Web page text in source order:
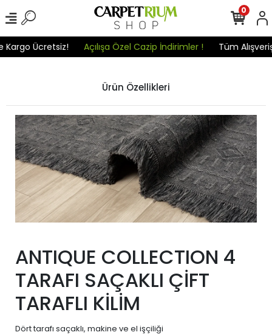
Ücretsiz! Açılışa Özel Cazip İndirimler ! Tüm
0
Ürün Özellikleri
ANTIQUE COLLECTION 4
TARAFI SAÇAKLI ÇİFT
TARAFLI KİLİM
Dört tarafı saçaklı, makine ve el işçiliği